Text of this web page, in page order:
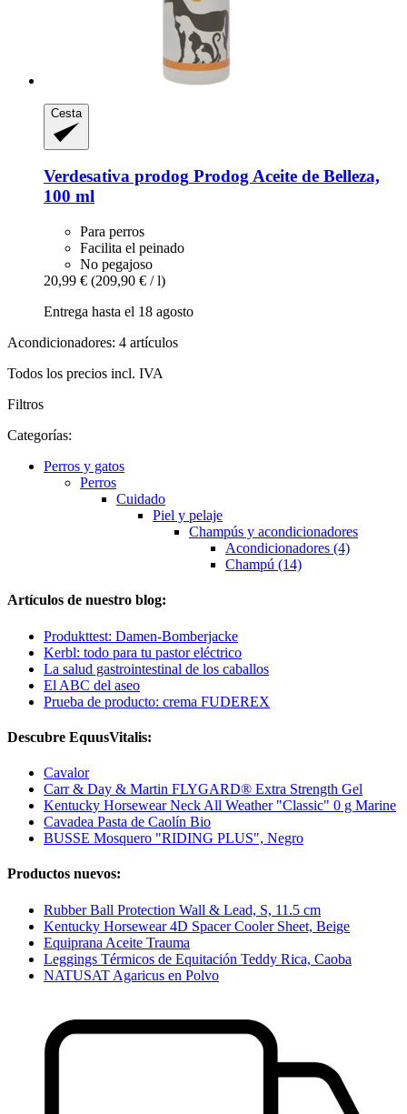
Cesta
Verdesativa prodog Prodog Aceite de Belleza,
100 ml
Para perros
Facilita el peinado
No pegajoso
20,99 € (209,90 € / l)
Entrega hasta el 18 agosto
Acondicionadores: 4 artículos
Todos los precios incl. IVA
Filtros
Categorías:
Perros y gatos
Perros
Cuidado
Piel y pelaje
Champús y acondicionadores
Acondicionadores (4)
Champú (14)
Artículos de nuestro blog:
Produkttest: Damen-Bomberjacke
Kerbl: todo para tu pastor eléctrico
La salud gastrointestinal de los caballos
El ABC del aseo
Prueba de producto: crema FUDEREX
Descubre EquusVitalis:
Cavalor
Carr & Day & Martin FLYGARD® Extra Strength Gel
Kentucky Horsewear Neck All Weather "Classic" 0 g Marine
Cavadea Pasta de Caolín Bio
BUSSE Mosquero "RIDING PLUS", Negro
Productos nuevos:
Rubber Ball Protection Wall & Lead, S, 11.5 cm
Kentucky Horsewear 4D Spacer Cooler Sheet, Beige
Equiprana Aceite Trauma
Leggings Térmicos de Equitación Teddy Rica, Caoba
NATUSAT Agaricus en Polvo